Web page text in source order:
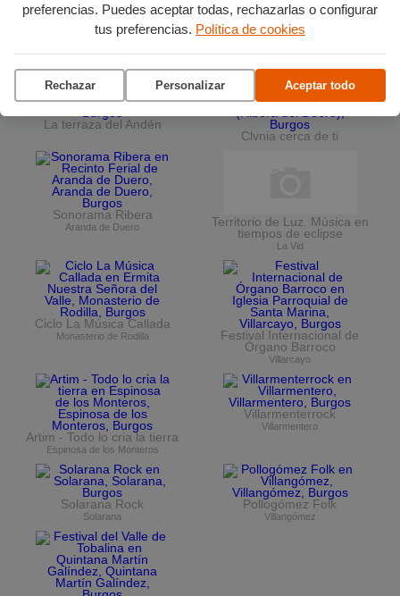
preferencias. Puedes aceptar todas, rechazarlas o configurar
tus preferencias. Política de cookies
Rechazar Personalizar Aceptar todo
Ciclo de conciertos en el
Museo del Retablo
La terraza del Andén
Clvnia cerca de ti
Sonorama Ribera
Aranda de Duero
Territorio de Luz. Música en
tiempos de eclipse
La Vid
Ciclo La Música Callada
Monasterio de Rodilla
Festival Internacional de
Órgano Barroco
Villarcayo
Artim - Todo lo cria la tierra
Espinosa de los Monteros
Villarmenterrock
Villarmentero
Solarana Rock
Solarana
Pollogómez Folk
Villangómez